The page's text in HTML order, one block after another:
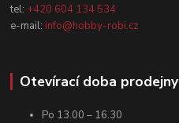
tel: +420 604 134 534
e-mail: info@hobby-robi.cz
Otevírací doba prodejny
Po 13.00 – 16.30